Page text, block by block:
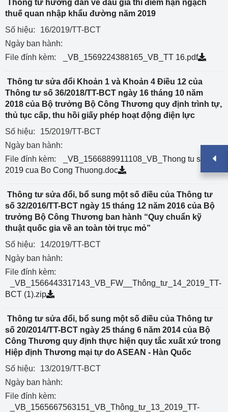
Thông tư hướng dẫn về đấu giá thí điểm hạn ngạch
thuế quan nhập khẩu đường năm 2019
Số hiệu:
16/2019/TT-BCT
Ngày ban hành:
File đính kèm:
_VB_1569224388165_VB_TT 16.pdf
Thông tư sửa đổi Khoản 1 và Khoản 4 Điều 12 của
Thông tư số 36/2018/TT-BCT ngày 16 tháng 10 năm
2018 của Bộ trưởng Bộ Công Thương quy định trình tự,
thủ tục cấp, thu hồi giấy phép hoạt động điện lực
Số hiệu:
15/2019/TT-BCT
Ngày ban hành:
File đính kèm:
_VB_1566889911108_VB_Thong tu so 15 -
2019 cua Bo Cong Thuong.doc
Thông tư sửa đổi, bổ sung một số điều của Thông tư
số 32/2016/TT-BCT ngày 15 tháng 12 năm 2016 của Bộ
trưởng Bộ Công Thương ban hành “Quy chuẩn kỹ
thuật quốc gia về an toàn tời trục mỏ”
Số hiệu:
14/2019/TT-BCT
Ngày ban hành:
File đính kèm:
_VB_1566443317143_VB_FW__Thông_tư_14_2019_TT-
BCT (1).zip
Thông tư sửa đổi, bổ sung một số điều của Thông tư
số 20/2014/TT-BCT ngày 25 tháng 6 năm 2014 của Bộ
Công Thương quy định thực hiện quy tắc xuất xứ trong
Hiệp định Thương mại tự do ASEAN - Hàn Quốc
Số hiệu:
13/2019/TT-BCT
Ngày ban hành:
File đính kèm:
_VB_1565667563151_VB_Thông_tư_13_2019_TT-